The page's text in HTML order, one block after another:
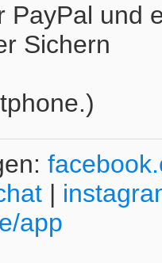
PayPal und
Sichern
|
app